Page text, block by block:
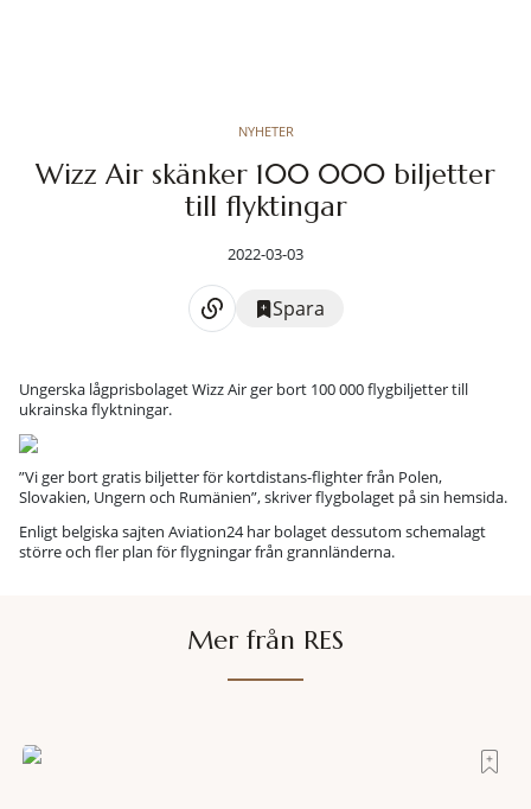
NYHETER
Wizz Air skänker 100 000 biljetter
till flyktingar
2022-03-03
Spara
Ungerska lågprisbolaget Wizz Air ger bort 100 000 flygbiljetter till
ukrainska flyktningar.
”Vi ger bort gratis biljetter för kortdistans-flighter från Polen,
Slovakien, Ungern och Rumänien”, skriver flygbolaget på sin hemsida.
Enligt belgiska sajten Aviation24 har bolaget dessutom schemalagt
större och fler plan för flygningar från grannländerna.
Mer från RES